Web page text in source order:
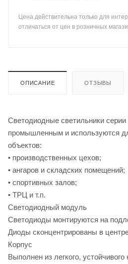
Цена действительна только для
отличаться от цен в розничных
ОПИСАНИЕ ОТЗЫВЫ
Светодиодные светильники
промышленным и используются
объектов:
• производственных цехов;
• ангаров и складских помещений;
• спортивных залов;
• ТРЦ и т.п.
Светодиодный модуль
Светодиоды монтируются на
Диоды cконцентрированы в
Корпус
Выполнен из легкого, устойчивого